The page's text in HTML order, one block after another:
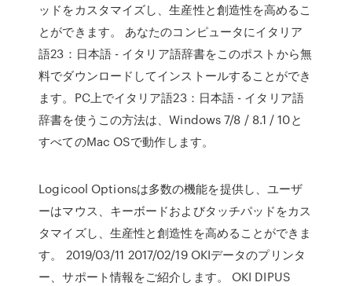
ッドをカスタマイズし、生産性と創造性を高めるこ
とができます。 あなたのコンピュータにイタリア
語23：日本語 - イタリア語辞書をこのポストから無
料でダウンロードしてインストールすることができ
ます。PC上でイタリア語23：日本語 - イタリア語
辞書を使うこの方法は、Windows 7/8 / 8.1 / 10と
すべてのMac OSで動作します。
Logicool Optionsは多数の機能を提供し、ユーザ
ーはマウス、キーボードおよびタッチパッドをカス
タマイズし、生産性と創造性を高めることができま
す。 2019/03/11 2017/02/19 OKIデータのプリンタ
ー、サポート情報をご紹介します。 OKI DIPUS